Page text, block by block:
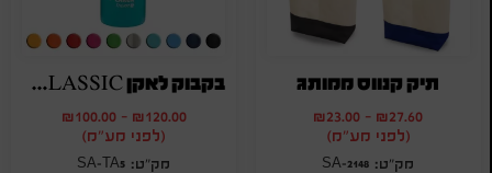
תיק קנווס ממותג
₪27.60
-
₪23.00
(לפני מע"מ)
SA-2148
בקבוק לאקן THERMO CLASSIC ממותג
₪120.00
-
₪100.00
(לפני מע"מ)
SA-TA5